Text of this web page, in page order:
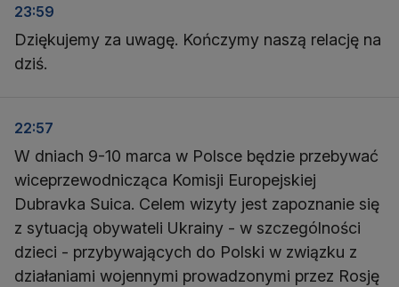
23:59
Dziękujemy za uwagę. Kończymy naszą relację na
dziś.
22:57
W dniach 9-10 marca w Polsce będzie przebywać
wiceprzewodnicząca Komisji Europejskiej
Dubravka Suica. Celem wizyty jest zapoznanie się
z sytuacją obywateli Ukrainy - w szczególności
dzieci - przybywających do Polski w związku z
działaniami wojennymi prowadzonymi przez Rosję